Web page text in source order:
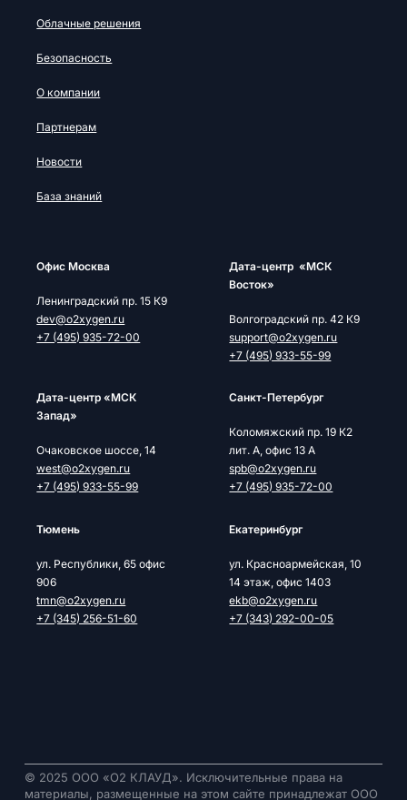
Облачные решения
Безопасность
О компании
Партнерам
Новости
База знаний
Офис Москва
Ленинградский пр. 15 К9
dev@o2xygen.ru
+7 (495) 935-72-00
Дата-центр «МСК
Восток»
Волгоградский пр. 42 К9
support@o2xygen.ru
+7 (495) 933-55-99
Дата-центр «МСК
Запад»
Очаковское шоссе, 14
west@o2xygen.ru
+7 (495) 933-55-99
Cанкт-Петербург
Коломяжский пр. 19 К2
лит. А, офис 13 А
spb@o2xygen.ru
+7 (495) 935-72-00
Тюмень
ул. Республики, 65 офис
906
tmn@o2xygen.ru
+7 (345) 256-51-60
Екатеринбург
ул. Красноармейская, 10
14 этаж, офис 1403
ekb@o2xygen.ru
+7 (343) 292-00-05
© 2025 ООО «О2 КЛАУД». Исключительные права на
материалы, размещенные на этом сайте принадлежат ООО